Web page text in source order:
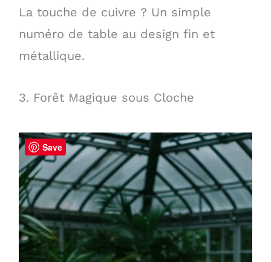
La touche de cuivre ? Un simple
numéro de table au design fin et
métallique.
3. Forêt Magique sous Cloche
Save